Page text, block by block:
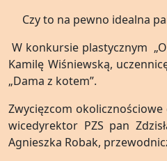
Czy to na pewno idealna
W konkursie plastycznym
Kamilę Wiśniewską,
„Dama z kotem”.
Zwycięzcom
wicedyrektor PZS pan
Agnieszka Robak,